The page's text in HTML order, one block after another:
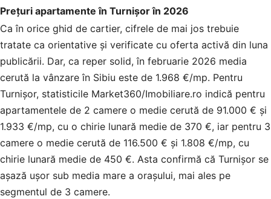
Prețuri apartamente în Turnișor în 2026
Ca în orice ghid de cartier, cifrele de mai jos trebuie
tratate ca orientative și verificate cu oferta activă din luna
publicării. Dar, ca reper solid, în februarie 2026 media
cerută la vânzare în Sibiu este de 1.968 €/mp. Pentru
Turnișor, statisticile Market360/Imobiliare.ro indică pentru
apartamentele de 2 camere o medie cerută de 91.000 € și
1.933 €/mp, cu o chirie lunară medie de 370 €, iar pentru 3
camere o medie cerută de 116.500 € și 1.808 €/mp, cu
chirie lunară medie de 450 €. Asta confirmă că Turnișor se
așază ușor sub media mare a orașului, mai ales pe
segmentul de 3 camere.